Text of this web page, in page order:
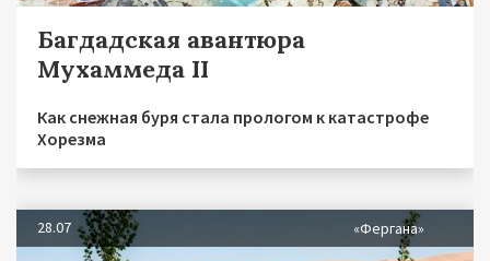
Багдадская авантюра
Мухаммеда II
Как снежная буря стала прологом к катастрофе
Хорезма
28.07 «Фергана»